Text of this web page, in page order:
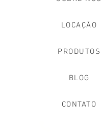
LOCAÇÃO
PRODUTOS
BLOG
CONTATO